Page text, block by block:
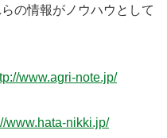
の情報がノウハウとして
www.agri-note.jp/
www.hata-nikki.jp/